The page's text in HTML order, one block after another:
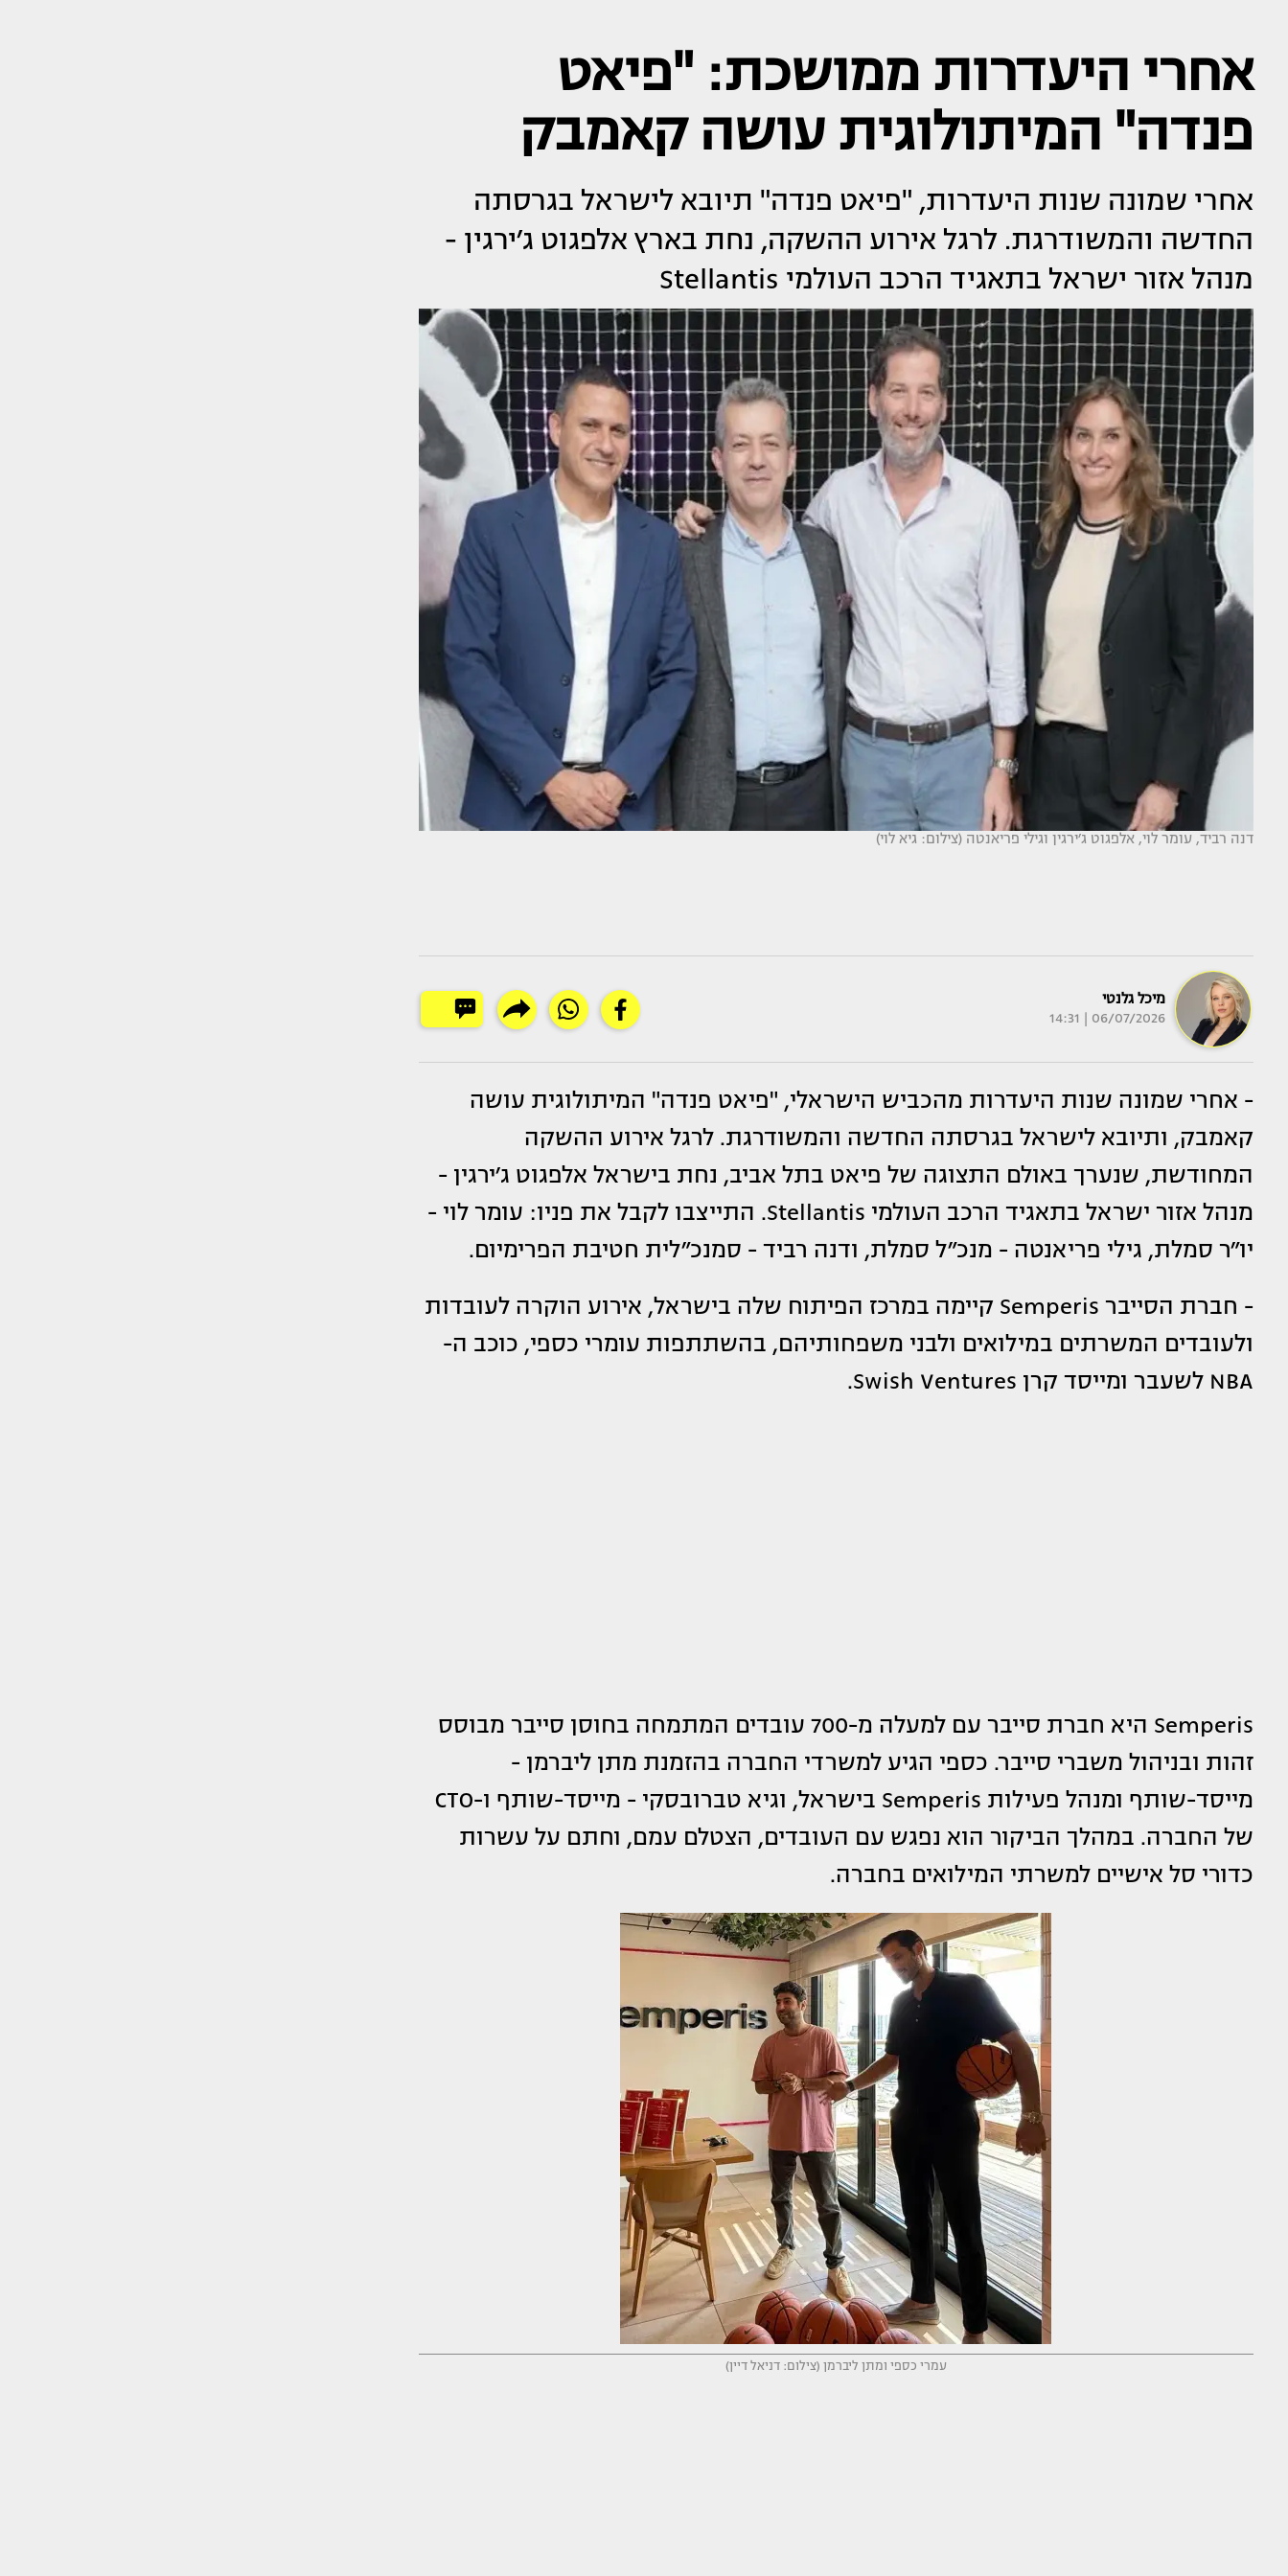
אחרי היעדרות ממושכת: "פיאט
פנדה" המיתולוגית עושה קאמבק
אחרי שמונה שנות היעדרות, "פיאט פנדה" תיובא לישראל בגרסתה
החדשה והמשודרגת. לרגל אירוע ההשקה, נחת בארץ אלפגוט ג׳ירגין -
מנהל אזור ישראל בתאגיד הרכב העולמי Stellantis
דנה רביד, עומר לוי, אלפגוט ג׳ירגין וגילי פריאנטה (צילום: גיא לוי)
מיכל גלנטי
06/07/2026 | 14:31
- אחרי שמונה שנות היעדרות מהכביש הישראלי, "פיאט פנדה" המיתולוגית עושה
קאמבק, ותיובא לישראל בגרסתה החדשה והמשודרגת. לרגל אירוע ההשקה
המחודשת, שנערך באולם התצוגה של פיאט בתל אביב, נחת בישראל אלפגוט ג׳ירגין -
מנהל אזור ישראל בתאגיד הרכב העולמי Stellantis. התייצבו לקבל את פניו: עומר לוי -
יו״ר סמלת, גילי פריאנטה - מנכ״ל סמלת, ודנה רביד - סמנכ״לית חטיבת הפרימיום.
- חברת הסייבר Semperis קיימה במרכז הפיתוח שלה בישראל, אירוע הוקרה לעובדות
ולעובדים המשרתים במילואים ולבני משפחותיהם, בהשתתפות עומרי כספי, כוכב ה-
NBA לשעבר ומייסד קרן Swish Ventures.
Semperis היא חברת סייבר עם למעלה מ-700 עובדים המתמחה בחוסן סייבר מבוסס
זהות ובניהול משברי סייבר. כספי הגיע למשרדי החברה בהזמנת מתן ליברמן -
מייסד-שותף ומנהל פעילות Semperis בישראל, וגיא טברובסקי - מייסד-שותף ו-CTO
של החברה. במהלך הביקור הוא נפגש עם העובדים, הצטלם עמם, וחתם על עשרות
כדורי סל אישיים למשרתי המילואים בחברה.
עמרי כספי ומתן ליברמן (צילום: דניאל דיין)